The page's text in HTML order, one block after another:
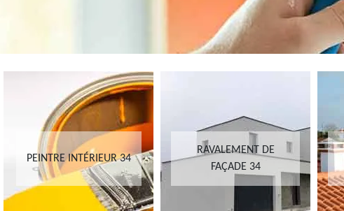
PEINTRE INTÉRIEUR 34
RAVALEMENT DE
FAÇADE 34